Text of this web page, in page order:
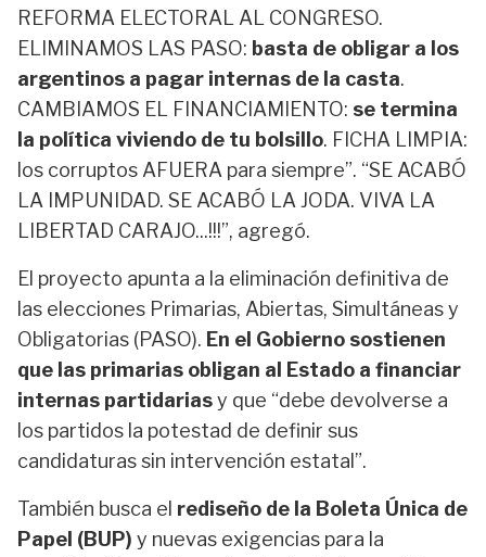
REFORMA ELECTORAL AL CONGRESO.
ELIMINAMOS LAS PASO: basta de obligar a los
argentinos a pagar internas de la casta.
CAMBIAMOS EL FINANCIAMIENTO: se termina
la política viviendo de tu bolsillo. FICHA LIMPIA:
los corruptos AFUERA para siempre”. “SE ACABÓ
LA IMPUNIDAD. SE ACABÓ LA JODA. VIVA LA
LIBERTAD CARAJO...!!!”, agregó.
El proyecto apunta a la eliminación definitiva de
las elecciones Primarias, Abiertas, Simultáneas y
Obligatorias (PASO). En el Gobierno sostienen
que las primarias obligan al Estado a financiar
internas partidariasy que “debe devolverse a
los partidos la potestad de definir sus
candidaturas sin intervención estatal”.
También busca el rediseño de la Boleta Única de
Papel (BUP) y nuevas exigencias para la